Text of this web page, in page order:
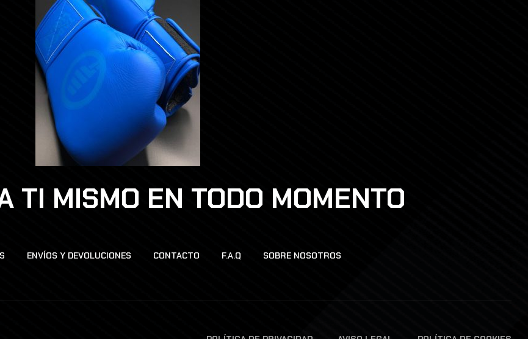
TI MISMO EN TODO MOMENTO
ENVÍOS Y DEVOLUCIONES CONTACTO F.A.Q SOBRE NOSOTROS